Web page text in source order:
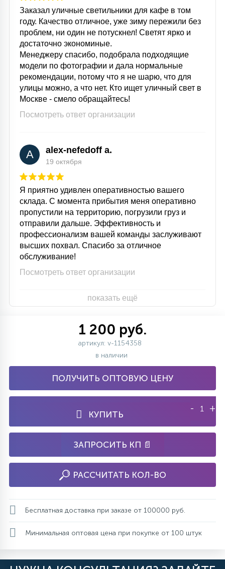
Заказал уличные светильники для кафе в том
году. Качество отличное, уже зиму пережили без
проблем, ни один не потускнел! Светят ярко и
достаточно экономиные.
Менеджеру спасибо, подобрала подходящие
модели по фотографии и дала нормальные
рекомендации, потому что я не шарю, что для
улицы можно, а что нет. Кто ищет уличный свет в
Москве - смело обращайтесь!
Посмотреть ответ организации
A alex-nefedoff a.
19 октября
Я приятно удивлен оперативностью вашего
склада. С момента прибытия меня оперативно
пропустили на территорию, погрузили груз и
отправили дальше. Эффективность и
профессионализм вашей команды заслуживают
высших похвал. Спасибо за отличное
обслуживание!
Посмотреть ответ организации
показать ещё
1 200 руб.
артикул: v-1154358
в наличии
ПОЛУЧИТЬ ОПТОВУЮ ЦЕНУ
КУПИТЬ
- +
ЗАПРОСИТЬ КП 📄
РАССЧИТАТЬ КОЛ-ВО
Бесплатная доставка при заказе от 100000 руб.
Минимальная оптовая цена при покупке от 100 штук